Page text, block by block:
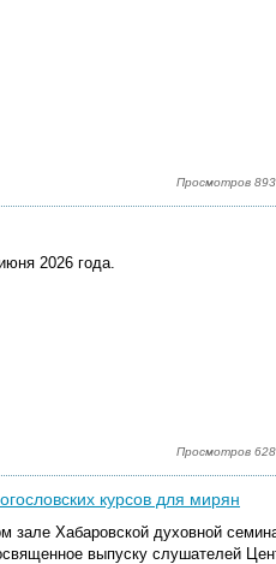
Просмотров 893
2026 года.
Просмотров 628
курсов для мирян
зале Хабаровской духовной
выпуску слушателей